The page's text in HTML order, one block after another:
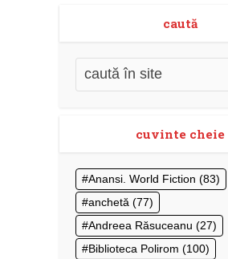
caută
cuvinte cheie
Anansi. World Fiction (83)
anchetă (77)
Andreea Răsuceanu (27)
Biblioteca Polirom (100)